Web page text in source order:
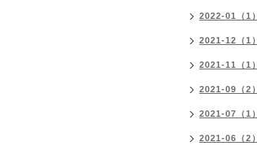
2022-01（1）
2021-12（1）
2021-11（1）
2021-09（2）
2021-07（1）
2021-06（2）